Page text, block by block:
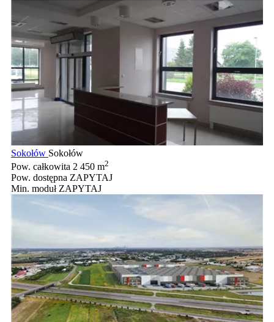
Sokołów Sokołów
Pow. całkowita 2 450 m2
Pow. dostępna ZAPYTAJ
Min. moduł ZAPYTAJ